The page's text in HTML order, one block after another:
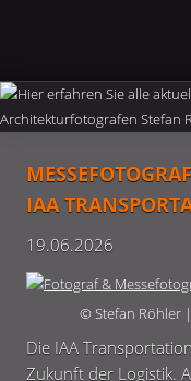
IAA
19.06.2026
© Stefan Röhler
Die IAA
Zukunft der Logistik.